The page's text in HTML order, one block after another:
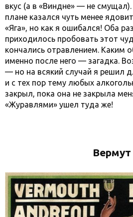
вкус (а в «Виндне» — не смущал).
плане казался чуть менее
«Яга», но как я ошибался! Оба
приходилось пробовать этот
кончались отравлением. Каким
именно после него — загадка.
— но на всякий случай я решил
и с тех пор тему любых
закрыл, пока она не закрыла
«Журавлями» ушел туда же!
Вермут